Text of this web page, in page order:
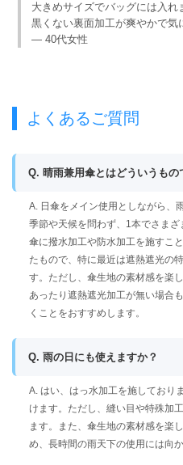
大きめサイズでバッグには入れ
黒くない裏面加工が爽やかで気
— 40代女性
よくあるご質問
Q. 晴雨兼用傘とはどういうもの
A. 日傘をメイン使用としながら、
季節や天候を問わず、1本でさま
傘に撥水加工や防水加工を施すこ
たもので、特に最近は遮熱遮光の
す。ただし、傘生地の素材感を楽
あったり遮熱遮光加工が無い場合
くことをおすすめします。
Q. 雨の日にも使えますか？
A. はい、はっ水加工を施しており
けます。ただし、縫い目や特殊加
ます。また、傘生地の素材感を楽
め、長時間の雨天下の使用には向